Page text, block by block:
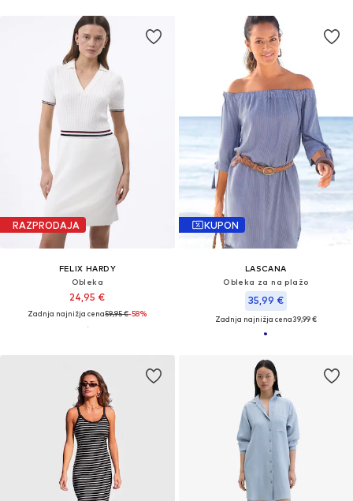
RAZPRODAJA
FELIX HARDY
Obleka
24,95 €
Zadnja najnižja cena59,95 €-58%
KUPON
LASCANA
Obleka za na plažo
35,99 €
Zadnja najnižja cena39,99 €